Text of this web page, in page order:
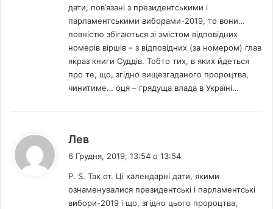
дати, пов’язані з президентськими і
парламентськими виборами-2019, то вони…
повністю збігаються зі змістом відповідних
номерів віршів – з відповідних (за номером) глав
якраз книги Суддів. Тобто тих, в яких йдеться
про те, що, згідно вищезгаданого пророцтва,
чинитиме… оця – грядуща влада в Україні…
Лев
6 Грудня, 2019, 13:54 о 13:54
Р. S. Так от. Ці календарні дати, якими
ознаменувалися президентські і парламентські
вибори-2019 і що, згідно цього пророцтва,